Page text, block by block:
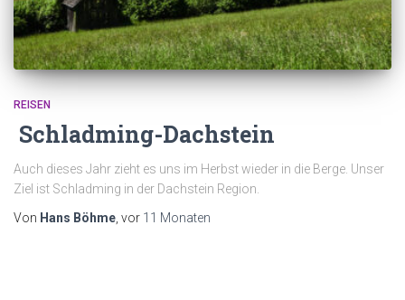
REISEN
Schladming-Dachstein
Auch dieses Jahr zieht es uns im Herbst wieder in die Berge. Unser
Ziel ist Schladming in der Dachstein Region.
Von Hans Böhme , vor 11 Monaten